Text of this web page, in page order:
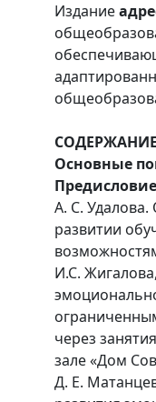
Издание
СОДЕРЖАНИЕ
Основные
Предисловие
А. С.
развитии
И.С.
через
зале «Дом
Д. Е.